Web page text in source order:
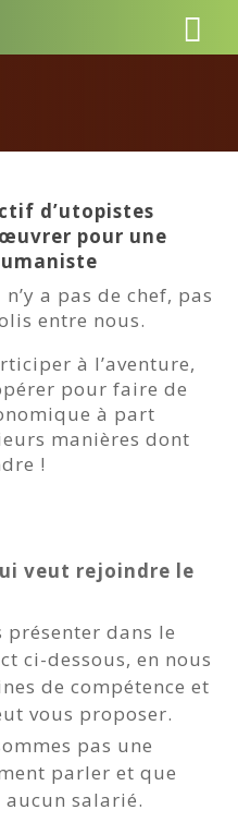
d’utopistes
pour une
a pas de chef, pas
entre nous.
à l’aventure,
pour faire de
à part
manières dont
!
veut rejoindre le
présenter dans le
ci-dessous, en nous
de compétence et
vous proposer.
pas une
parler et que
aucun salarié.